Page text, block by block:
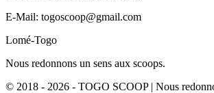
E-Mail: togoscoop@gmail.com
Lomé-Togo
Nous redonnons un sens aux scoops.
© 2018 - 2026 - TOGO SCOOP | Nous